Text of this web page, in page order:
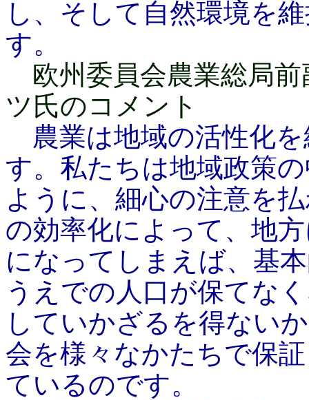
し、そして自然環境を
す。
欧州委員会農業総局前
ツ氏のコメント
農業は地域の活性化
す。私たちは地域政策
ように、細心の注意を
の効率化によって、地
になってしまえば、基
うえでの人口が保てな
していかざるを得ない
会を様々なかたちで保
ているのです。